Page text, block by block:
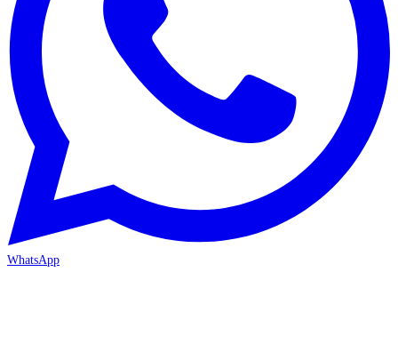
WhatsApp